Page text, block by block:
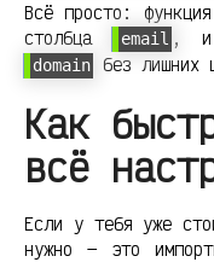
Всё просто:
столбца
email , и
domain без лишних
Как
всё
Если у тебя уже
нужно — это